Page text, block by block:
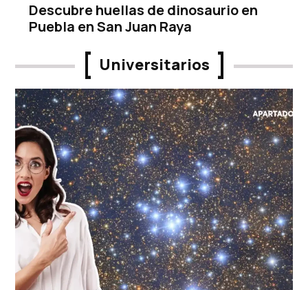
Descubre huellas de dinosaurio en
Puebla en San Juan Raya
Universitarios